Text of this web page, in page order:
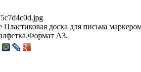
Пластиковая доска для письма
А3.